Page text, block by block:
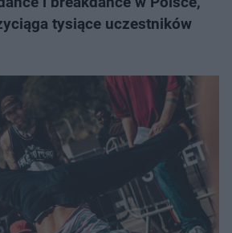
tysiące uczestników